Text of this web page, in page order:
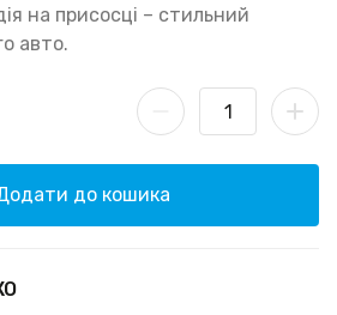
на присосці – стильний
авто.
до кошика